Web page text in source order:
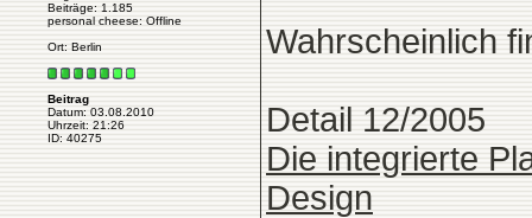
Beiträge: 1.185
personal cheese: Offline
Ort: Berlin
Beitrag
Datum: 03.08.2010
Uhrzeit: 21:26
ID: 40275
Wahrscheinlich
Detail 12/2005
Die integrierte
Design